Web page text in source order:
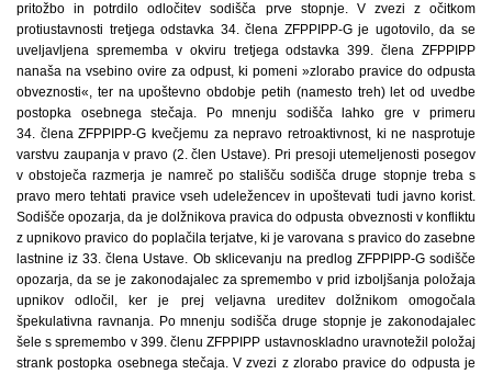
pritožbo in potrdilo odločitev sodišča prve stopnje. V zvezi z očitkom
protiustavnosti tretjega odstavka 34. člena ZFPPIPP-G je ugotovilo, da se
uveljavljena sprememba v okviru tretjega odstavka 399. člena ZFPPIPP
nanaša na vsebino ovire za odpust, ki pomeni »zlorabo pravice do odpusta
obveznosti«, ter na upoštevno obdobje petih (namesto treh) let od uvedbe
postopka osebnega stečaja. Po mnenju sodišča lahko gre v primeru
34. člena ZFPPIPP-G kvečjemu za nepravo retroaktivnost, ki ne nasprotuje
varstvu zaupanja v pravo (2. člen Ustave). Pri presoji utemeljenosti posegov
v obstoječa razmerja je namreč po stališču sodišča druge stopnje treba s
pravo mero tehtati pravice vseh udeležencev in upoštevati tudi javno korist.
Sodišče opozarja, da je dolžnikova pravica do odpusta obveznosti v konfliktu
z upnikovo pravico do poplačila terjatve, ki je varovana s pravico do zasebne
lastnine iz 33. člena Ustave. Ob sklicevanju na predlog ZFPPIPP-G sodišče
opozarja, da se je zakonodajalec za spremembo v prid izboljšanja položaja
upnikov odločil, ker je prej veljavna ureditev dolžnikom omogočala
špekulativna ravnanja. Po mnenju sodišča druge stopnje je zakonodajalec
šele s spremembo v 399. členu ZFPPIPP ustavnoskladno uravnotežil položaj
strank postopka osebnega stečaja. V zvezi z zlorabo pravice do odpusta je